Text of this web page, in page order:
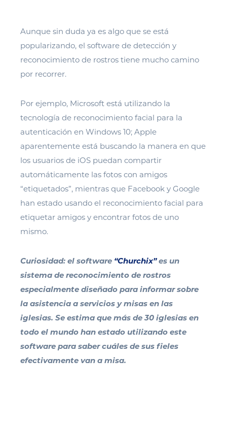
Aunque sin duda ya es algo que se está
popularizando, el software de detección y
reconocimiento de rostros tiene mucho camino
por recorrer.
Por ejemplo, Microsoft está utilizando la
tecnología de reconocimiento facial para la
autenticación en Windows 10; Apple
aparentemente está buscando la manera en que
los usuarios de iOS puedan compartir
automáticamente las fotos con amigos
“etiquetados”, mientras que Facebook y Google
han estado usando el reconocimiento facial para
etiquetar amigos y encontrar fotos de uno
mismo.
Curiosidad: el software “Churchix”es un
sistema de reconocimiento de rostros
especialmente diseñado para informar sobre
la asistencia a servicios y misas en las
iglesias. Se estima que más de 30 iglesias en
todo el mundo han estado utilizando este
software para saber cuáles de sus fieles
efectivamente van a misa.